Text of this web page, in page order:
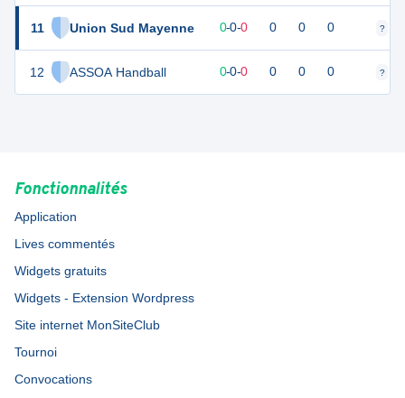
11 Union Sud Mayenne
12 ASSOA Handball
0 0 0-0-0 0 0 0 ?
0 0-0-0 0 0 0 ?
Fonctionnalités
Application
Lives commentés
Widgets gratuits
Widgets - Extension Wordpress
Site internet MonSiteClub
Tournoi
Convocations